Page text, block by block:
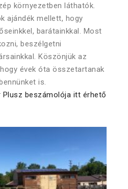
környezetben láthatók.
ajándék mellett, hogy
barátainkkal. Most
beszélgetni
Köszönjük az
évek óta összetartanak
is.
Plusz beszámolója itt érhető